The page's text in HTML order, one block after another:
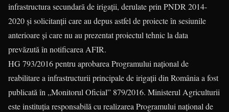
infrastructura secundară de irigații, derulate prin PNDR 2014-
2020 și solicitanții care au depus astfel de proiecte în sesiunile
anterioare şi care nu au prezentat proiectul tehnic la data
prevăzută în notificarea AFIR.
HG 793/2016 pentru aprobarea Programului naţional de
reabilitare a infrastructurii principale de irigaţii din România a fost
publicată în „Monitorul Oficial” 879/2016. Ministerul Agriculturii
este instituția responsabilă cu realizarea Programului naţional de